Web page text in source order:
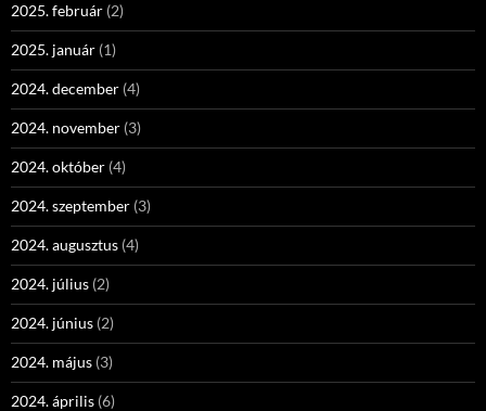
2025. február (2)
2025. január (1)
2024. december (4)
2024. november (3)
2024. október (4)
2024. szeptember (3)
2024. augusztus (4)
2024. július (2)
2024. június (2)
2024. május (3)
2024. április (6)